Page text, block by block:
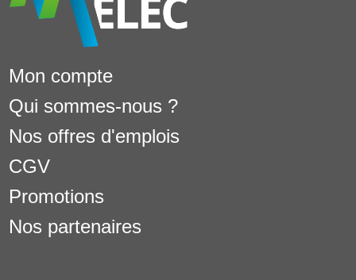
Mon compte
Qui sommes-nous ?
Nos offres d'emplois
CGV
Promotions
Nos partenaires